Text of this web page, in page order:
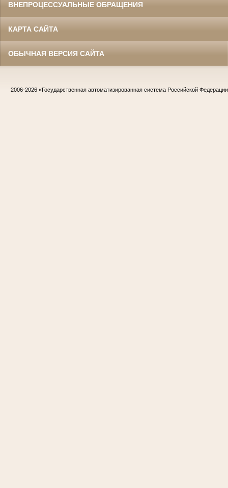
ВНЕПРОЦЕССУАЛЬНЫЕ ОБРАЩЕНИЯ
КАРТА САЙТА
ОБЫЧНАЯ ВЕРСИЯ САЙТА
2006-2026 «Государственная автоматизированная система Российской